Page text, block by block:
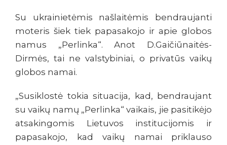
Su ukrainietėmis našlaitėmis bendraujanti
moteris šiek tiek papasakojo ir apie globos
namus „Perlinka“. Anot D.Gaičiūnaitės-
Dirmės, tai ne valstybiniai, o privatūs vaikų
globos namai.
„Susiklostė tokia situacija, kad, bendraujant
su vaikų namų „Perlinka“ vaikais, jie pasitikėjo
atsakingomis Lietuvos institucijomis ir
papasakojo, kad vaikų namai priklauso